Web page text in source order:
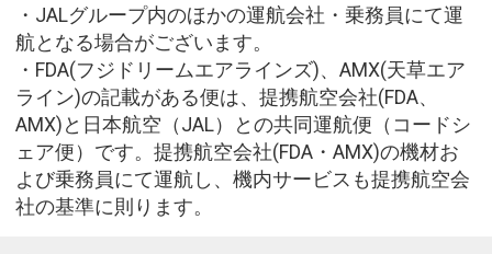
・JALグループ内のほかの運航会社・乗務員にて運
航となる場合がございます。
・FDA(フジドリームエアラインズ)、AMX(天草エア
ライン)の記載がある便は、提携航空会社(FDA、
AMX)と日本航空（JAL）との共同運航便（コードシ
ェア便）です。提携航空会社(FDA・AMX)の機材お
よび乗務員にて運航し、機内サービスも提携航空会
社の基準に則ります。